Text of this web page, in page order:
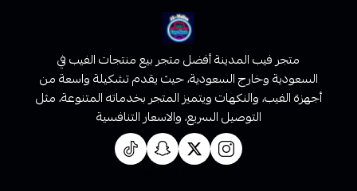
متجر فيب المدينة أفضل متجر بيع منتجات الفيب في
السعودية وخارج السعودية، حيث يقدم تشكيلة واسعة من
أجهزة الفيب، والنكهات ويتميز المتجر بخدماته المتنوعة، مثل
التوصيل السريع، والاسعار التنافسية